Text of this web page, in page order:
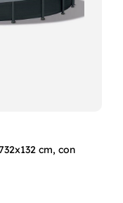
cm, con